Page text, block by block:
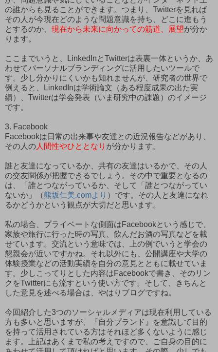
の誰からも見ることができます。つまり、Twitterを見れば
その人が今現在どのような問題意識を持ち、どこに進もう
とするのか、 現在から未来に向かっての筋道、展望が分か
ります。
ここまでいうと、LinkedInとTwitterは表裏一体というか、あ
わせてパーソナルブランディングに活用したいツールで
す。少し分かりにくいかも知れませんが、研究者の世界で
例えると、LinkedInは学術論文（ある程度成果の出た実
績）、Twitterは学会発表（いま研究中の課題）のイメージ
です。
3. Facebook
Facebookは日常の出来事や友達との近況報告などがあり、
その人の 人間性やひととなり が分かります。
誰と友達になっているか、共有の友達はいるかで、その人
の交友関係が把握できるでしょう。その中で重要となるの
は、「誰とつながっているか、そして「誰とつながってい
ないか」（熊坂仁美.comより ）です。その人と友達になれ
るかどうかという観点が大切だと思います。
私の場合、プライベートな側面はFacebookという感じで、
家族や旅行に行った時の写真、飲んだお酒の写真などを載
せています。交流という意味では、上の例でいうと学会の
懇親会が近いですかね。それ以外にも、公開講座や大学の
体験授業などの活動実績を自分の意見とともに載せていま
す。少しこってりとした内容はFacebookで書き、そのリン
クをTwitterにも流すという使い方です。そして、きちんと
した意見を述べる場合は、やはりブログですね。
今回紹介した3つのソーシャルメディアは現在利用している
方も多いと思いますが、『自分ブランド』を意識して目的
を持って活用されている方はそれほど多くないように感じ
ます。上記はあくまで私の考えですので、ご自身の目的に